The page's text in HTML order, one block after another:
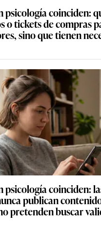
psicología coinciden:
o tickets de compras
sino que tienen
psicología coinciden:
publican
pretenden buscar